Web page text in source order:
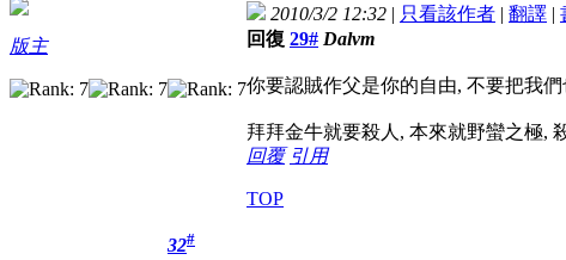
版主
2010/3/2 12:32 | 只看該作者 | 翻譯 |
回復 29# Dalvm
你要認賊作父是你的自由, 不要把我
拜拜金牛就要殺人, 本來就野蠻之極,
回覆 引用
TOP
32#